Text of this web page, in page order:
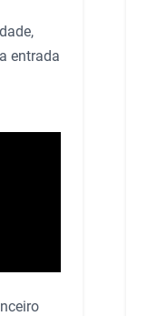
entrada